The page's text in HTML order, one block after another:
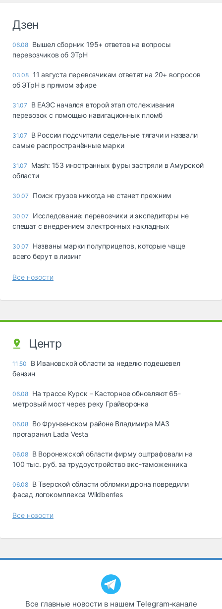
Дзен
06.08 Вышел сборник 195+ ответов на вопросы
перевозчиков об ЭТрН
03.08 11 августа перевозчикам ответят на 20+ вопросов
об ЭТрН в прямом эфире
31.07
В ЕАЭС начался второй этап отслеживания
перевозок с помощью навигационных пломб
31.07
В России подсчитали седельные тягачи и назвали
самые распространённые марки
31.07
Mash: 153 иностранных фуры застряли в Амурской
области
30.07 Поиск грузов никогда не станет прежним
30.07
Исследование: перевозчики и экспедиторы не
спешат с внедрением электронных накладных
30.07
Названы марки полуприцепов, которые чаще
всего берут в лизинг
Все новости
Центр
11:50
В Ивановской области за неделю подешевел
бензин
06.08 На трассе Курск – Касторное обновляют 65-
метровый мост через реку Грайворонка
06.08 Во Фрунзенском районе Владимира МАЗ
протаранил Lada Vesta
06.08 В Воронежской области фирму оштрафовали на
100 тыс. руб. за трудоустройство экс-таможенника
06.08 В Тверской области обломки дрона повредили
фасад логокомплекса Wildberries
Все новости
Все главные новости в нашем Telegram‑канале